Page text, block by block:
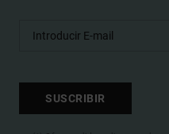
SUSCRIBIR